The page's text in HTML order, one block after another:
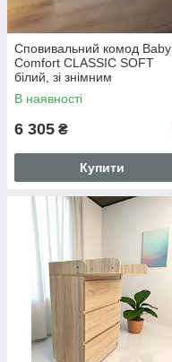
Сповивальний комод Baby
Comfort CLASSIC SOFT
білий, зі знімним
пеленатором
В наявності
6 305 ₴
Купити